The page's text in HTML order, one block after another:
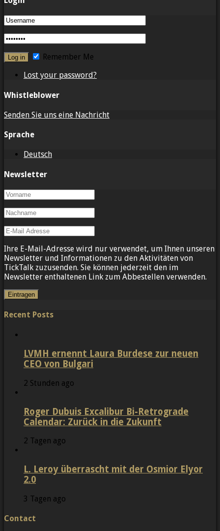
Remember Me
Lost your password?
Whistleblower
Senden Sie uns eine Nachricht
Sprache
Deutsch
Newsletter
Ihre E-Mail-Adresse wird nur verwendet, um Ihnen unseren
Newsletter und Informationen zu den Aktivitäten von
TickTalk zuzusenden. Sie können jederzeit den im
Newsletter enthaltenen Link zum Abbestellen verwenden.
Recent Posts
LVMH ernennt Laura Burdese zur neuen
CEO von Bulgari
2 Stunden ago
Roger Dubuis Excalibur Bi-Retrograde
Calendar: Zurück in die Zukunft
2 Tagen ago
L. Leroy überrascht mit der Osmior Elyor
2.0
3 Tagen ago
Contact